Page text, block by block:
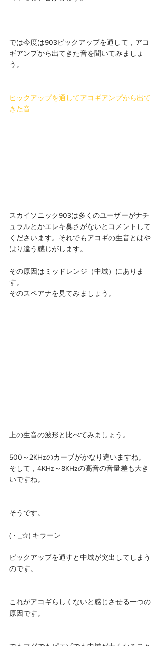
では今度は903ピックアップを通して，アコ
ギアンプから出てきた音を聞いてみましょ
う。
ピックアップを通してアコギアンプから出て
きた音
スカイソニック903は多くのユーザーがナチ
ュラルとかエレキ臭さがないとコメントして
くださいます。それでもアコギの生音とはや
はり違う感じがします。
その原因はミッドレンジ（中域）にありま
す。
そのスペアナを見てみましょう。
上の生音の波形と比べてみましょう。
500～2KHzのカーブがかなり違いますね。
そして，4KHz～8KHzの高音の音量差も大き
いですね。
そうです。
(・_☆) キラーン
ピックアップを通すと中域が突出してしまう
のです。
これがアコギらしくないと感じさせる一つの
原因です。